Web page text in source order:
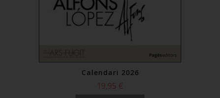
Calendari 2026
19,95 €